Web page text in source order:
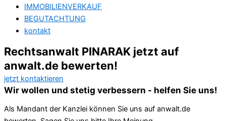
IMMOBILIENVERKAUF
BEGUTACHTUNG
kontakt
Rechtsanwalt PINARAK jetzt auf
anwalt.de bewerten!
jetzt kontaktieren
Wir wollen und stetig verbessern - helfen Sie uns!
Als Mandant der Kanzlei können Sie uns auf anwalt.de